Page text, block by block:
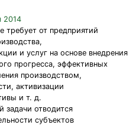
2014
требует от предприятий
и услуг на основе внедрения
прогресса, эффективных
производством,
активизации
и т. д.
задачи отводится
субъектов